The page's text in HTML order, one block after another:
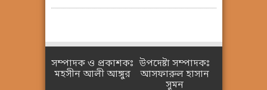
সম্পাদক ও প্রকাশকঃ
মহসীন আলী আঙ্গুর
উপদেষ্টা সম্পাদকঃ
আসফারুল হাসান
সুমন